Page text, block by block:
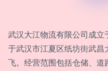
武汉大江物流有限公司成
于武汉市江夏区纸坊街武
飞。经营范围包括仓储、